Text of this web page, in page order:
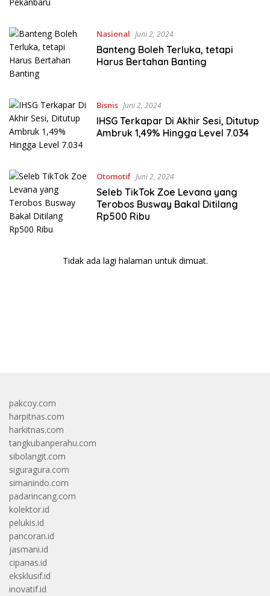
Nasional Juni 2, 2024
Banteng Boleh Terluka, tetapi
Harus Bertahan Banting
Bisnis Juni 2, 2024
IHSG Terkapar Di Akhir Sesi, Ditutup
Ambruk 1,49% Hingga Level 7.034
Otomotif Juni 2, 2024
Seleb TikTok Zoe Levana yang
Terobos Busway Bakal Ditilang
Rp500 Ribu
Tidak ada lagi halaman untuk dimuat.
pakcoy.com
harpitnas.com
harkitnas.com
tangkubanperahu.com
sibolangit.com
siguragura.com
simanindo.com
padarincang.com
kolektor.id
pelukis.id
pancoran.id
jasmani.id
cipanas.id
eksklusif.id
inovatif.id